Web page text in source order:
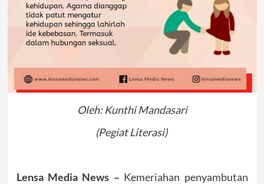
Oleh: Kunthi Mandasari
(Pegiat Literasi)
Lensa Media News – Kemeriahan penyambutan